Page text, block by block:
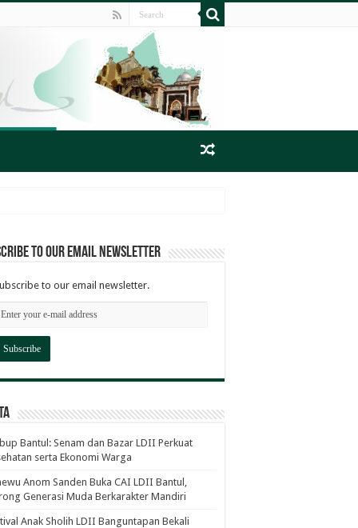
to our email newsletter
to our email newsletter.
Bantul: Senam dan Bazar LDII Perkuat
serta Ekonomi Warga
Anom Sanden Buka CAI LDII Bantul,
Generasi Muda Berkarakter Mandiri
Anak Sholih LDII Banguntapan Bekali